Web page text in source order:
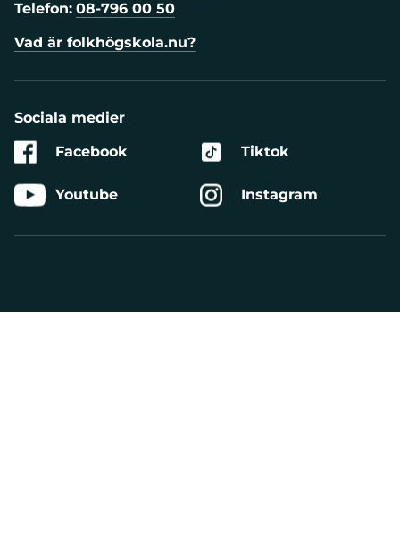
Telefon: 08-796 00 50
Vad är folkhögskola.nu?
Sociala medier
Facebook
Youtube
Tiktok
Instagram